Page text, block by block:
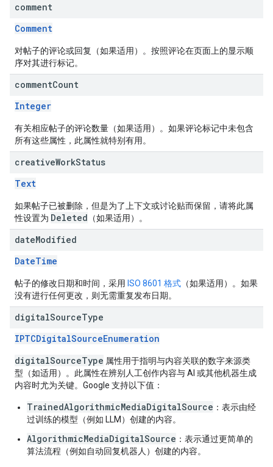
comment
Comment
对帖子的评论或回复（如果适用）。按照评论在页面上的显示顺
序对其进行标记。
commentCount
Integer
有关相应帖子的评论数量（如果适用）。如果评论标记中未包含
所有这些属性，此属性就特别有用。
creativeWorkStatus
Text
如果帖子已被删除，但是为了上下文或讨论贴而保留，请将此属
性设置为 Deleted （如果适用）。
dateModified
DateTime
帖子的修改日期和时间，采用 ISO 8601 格式 （如果适用）。如果
没有进行任何更改，则无需重复发布日期。
digitalSourceType
IPTCDigitalSourceEnumeration
digitalSourceType 属性用于指明与内容关联的数字来源类
型（如适用）。此属性在辨别人工创作内容与 AI 或其他机器生成
内容时尤为关键。Google 支持以下值：
TrainedAlgorithmicMediaDigitalSource ：表示由经
过训练的模型（例如 LLM）创建的内容。
AlgorithmicMediaDigitalSource ：表示通过更简单的
算法流程（例如自动回复机器人）创建的内容。